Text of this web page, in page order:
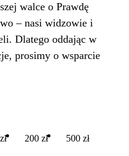
walce o Prawdę
– nasi widzowie i
Dlatego oddając w
prosimy o wsparcie
200 zł 500 zł